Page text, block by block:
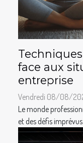
face aux
entreprise
Vendredi 08/08/
Le monde
et des défis